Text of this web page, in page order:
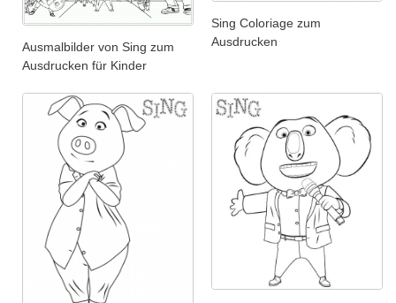
Ausmalbilder von Sing zum
Ausdrucken für Kinder
Sing Coloriage zum
Ausdrucken